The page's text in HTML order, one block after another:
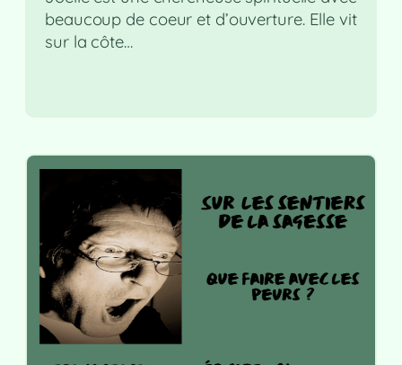
beaucoup de coeur et d’ouverture. Elle vit
sur la côte…